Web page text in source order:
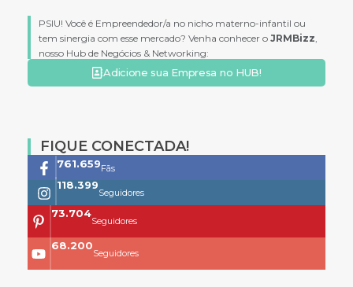
PSIU! Você é Empreendedor/a no nicho materno-infantil ou
tem sinergia com esse mercado? Venha conhecer o JRMBizz
nosso Hub de Negócios & Networking:
Adicione sua Empresa no HUB!
FIQUE CONECTADA!
761.659Fãs
118.399
Seguidores
73.704
Seguidores
68.200
Seguidores